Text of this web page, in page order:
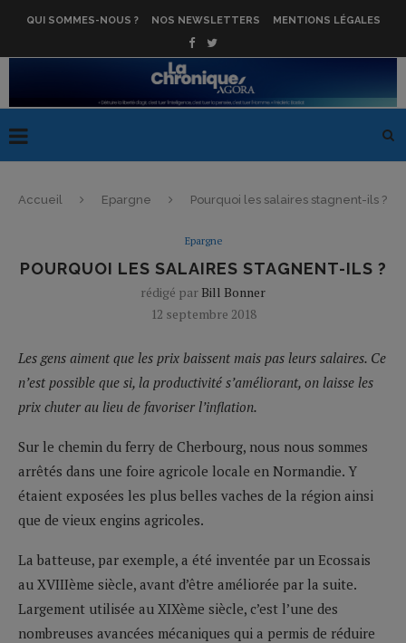
QUI SOMMES-NOUS ? NOS NEWSLETTERS MENTIONS LÉGALES
Accueil Epargne Pourquoi les salaires stagnent-ils ?
Epargne
POURQUOI LES SALAIRES STAGNENT-ILS ?
rédigé par Bill Bonner
12 septembre 2018
Les gens aiment que les prix baissent mais pas leurs salaires. Ce
n’est possible que si, la productivité s’améliorant, on laisse les
prix chuter au lieu de favoriser l’inflation.
Sur le chemin du ferry de Cherbourg, nous nous sommes
arrêtés dans une foire agricole locale en Normandie. Y
étaient exposées les plus belles vaches de la région ainsi
que de vieux engins agricoles.
La batteuse, par exemple, a été inventée par un Ecossais
au XVIIIème siècle, avant d’être améliorée par la suite.
Largement utilisée au XIXème siècle, c’est l’une des
nombreuses avancées mécaniques qui a permis de réduire